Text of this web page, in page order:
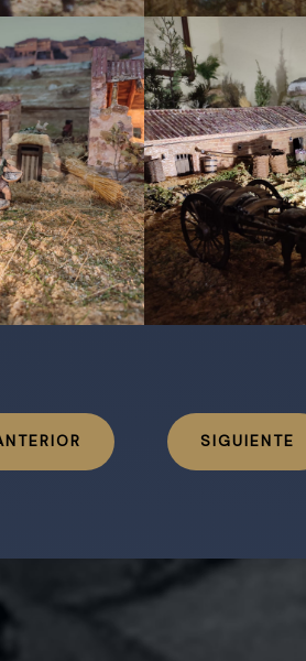
SIGUIENTE